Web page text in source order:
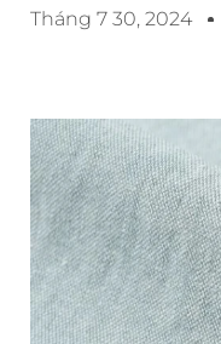
Tháng 7 30, 2024